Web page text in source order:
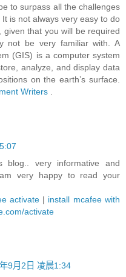
to surpass all the challenges
is not always very easy to do
that you will be required
not be very familiar with. A
(GIS) is a computer system
analyze, and display data
on the earth’s surface.
Writers
very informative and
very happy to read your
activate| install mcafee with
activate
9月2日 凌晨1:34